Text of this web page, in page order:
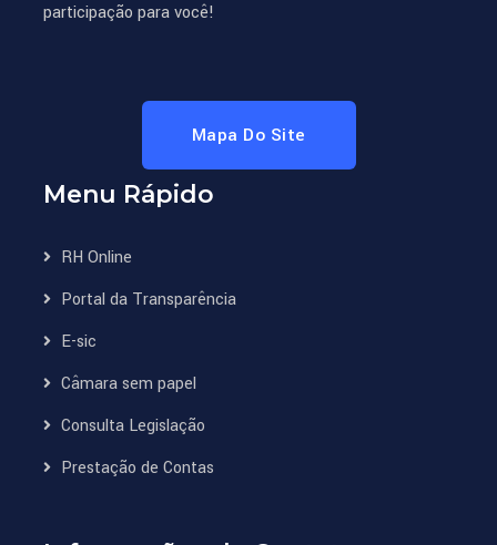
participação para você!
Mapa Do Site
Menu Rápido
RH Online
Portal da Transparência
E-sic
Câmara sem papel
Consulta Legislação
Prestação de Contas